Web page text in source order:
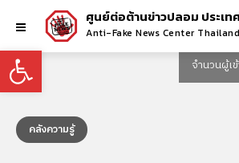
Open toolbar
ศูนย์ต่อต้านข่าวปลอม ประเท
Anti-Fake News Center Thailand
จำนวนผู้เ
คลังความรู้